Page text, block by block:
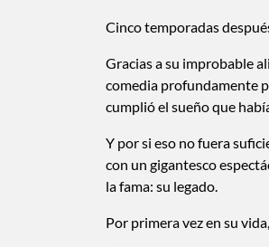
Cinco temporadas
Gracias a su improbable
comedia profundamente
cumplió el sueño que
Y por si eso no fuera
con un gigantesco
la fama: su legado.
Por primera vez en su